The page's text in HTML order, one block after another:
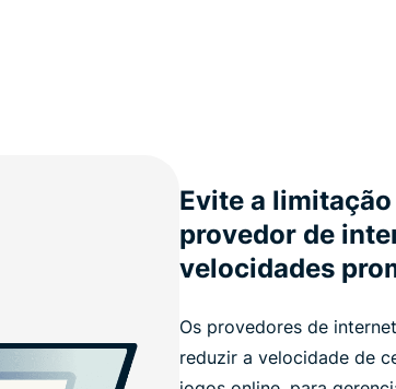
Evite a
provedor de
velocidades
Os provedores de
reduzir a velocidade de